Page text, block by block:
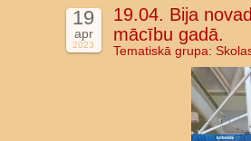
19
apr
2023
19.04. Bija
mācību gadā.
Tematiskā grupa: